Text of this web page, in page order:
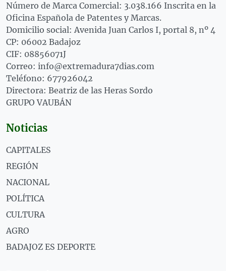
Número de Marca Comercial: 3.038.166 Inscrita en la
Oficina Española de Patentes y Marcas.
Domicilio social: Avenida Juan Carlos I, portal 8, nº 4
CP: 06002 Badajoz
CIF: 08856071J
Correo: info@extremadura7dias.com
Teléfono: 677926042
Directora: Beatriz de las Heras Sordo
GRUPO VAUBÁN
Noticias
CAPITALES
REGIÓN
NACIONAL
POLÍTICA
CULTURA
AGRO
BADAJOZ ES DEPORTE